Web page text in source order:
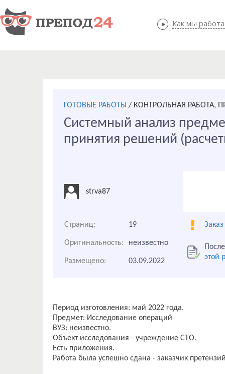
Как мы
Как мы
ГОТОВЫЕ РАБОТЫ / КОНТРОЛЬНАЯ РАБОТА,
Системный анализ
принятия решений
strva87
Страниц: 19
Оригинальность: неизвестно
этой
Размещено: 03.09.2022
Период изготовления: май 2022 года.
Предмет: Исследование операций
ВУЗ: неизвестно.
Объект исследования - учреждение СТО.
Есть приложения.